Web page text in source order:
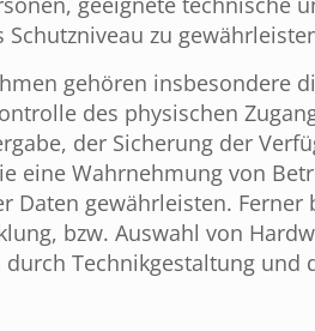
Schutzniveau zu
gehören insbesondere
des physischen
der Sicherung der
eine Wahrnehmung von
Daten gewährleisten.
bzw. Auswahl von
durch Technikgestaltung